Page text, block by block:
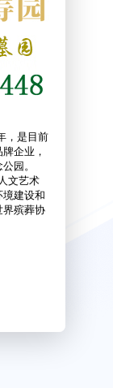
，是目前
企业，
园。
文艺术
建设和
界殡葬协